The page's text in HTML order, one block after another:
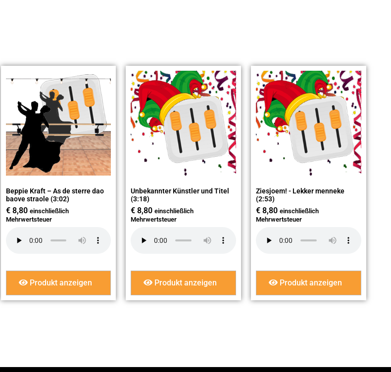
Beppie Kraft – As de sterre dao
baove straole (3:02)
€8,80 einschließlich
Mehrwertsteuer
Produkt anzeigen
Unbekannter Künstler und Titel
(3:18)
€ 8,80 einschließlich
Mehrwertsteuer
Produkt anzeigen
Ziesjoem! - Lekker menneke
(2:53)
€ 8,80 einschließlich
Mehrwertsteuer
Produkt anzeigen